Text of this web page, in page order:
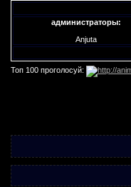
администраторы:
Anjuta
Топ 100 проголосуй: